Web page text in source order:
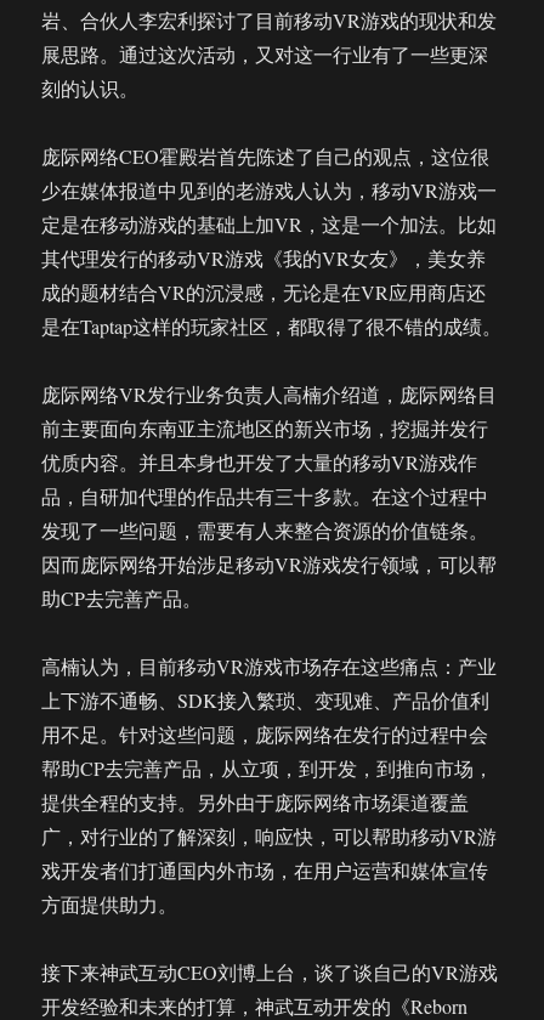
岩、合伙人李宏利探讨了目前移动VR游戏的现状和发
展思路。通过这次活动，又对这一行业有了一些更深
刻的认识。
庞际网络CEO霍殿岩首先陈述了自己的观点，这位很
少在媒体报道中见到的老游戏人认为，移动VR游戏一
定是在移动游戏的基础上加VR，这是一个加法。比如
其代理发行的移动VR游戏《我的VR女友》，美女养
成的题材结合VR的沉浸感，无论是在VR应用商店还
是在Taptap这样的玩家社区，都取得了很不错的成绩。
庞际网络VR发行业务负责人高楠介绍道，庞际网络目
前主要面向东南亚主流地区的新兴市场，挖掘并发行
优质内容。并且本身也开发了大量的移动VR游戏作
品，自研加代理的作品共有三十多款。在这个过程中
发现了一些问题，需要有人来整合资源的价值链条。
因而庞际网络开始涉足移动VR游戏发行领域，可以帮
助CP去完善产品。
高楠认为，目前移动VR游戏市场存在这些痛点：产业
上下游不通畅、SDK接入繁琐、变现难、产品价值利
用不足。针对这些问题，庞际网络在发行的过程中会
帮助CP去完善产品，从立项，到开发，到推向市场，
提供全程的支持。另外由于庞际网络市场渠道覆盖
广，对行业的了解深刻，响应快，可以帮助移动VR游
戏开发者们打通国内外市场，在用户运营和媒体宣传
方面提供助力。
接下来神武互动CEO刘博上台，谈了谈自己的VR游戏
开发经验和未来的打算，神武互动开发的《Reborn